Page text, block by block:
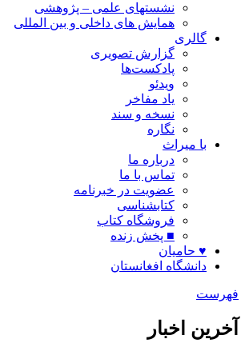
نشستهای علمی – پژوهشی
همایش های داخلی و بین المللی
گالری
گزارش تصویری
پادکست‌ها
ویدئو
یاد مفاخر
نسخه و سند
نگاره
با میراث
درباره ما
تماس با ما
عضویت در خبرنامه
کتابشناسی
فروشگاه کتاب
■ پخش زنده
♥ حامیان
دانشگاه افغانستان
فهرست
آخرین اخبار